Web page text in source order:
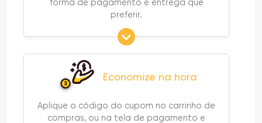
forma de pagamento e entrega que
preferir.
Economize na hora
Aplique o código do cupom no carrinho de
compras, ou na tela de pagamento e